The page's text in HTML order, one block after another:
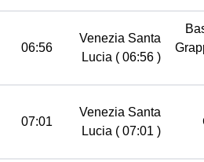
06:56
Venezia Santa
Lucia ( 06:56 )
07:01
Venezia Santa
Lucia ( 07:01 )